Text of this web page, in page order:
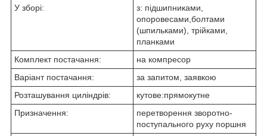
У зборі:
з: підшипниками,
опоровесами,болтами
(шпильками), трійками,
планками
Комплект постачання:
на компресор
Варіант постачання:
за запитом, заявкою
Розташування циліндрів:
кутове:прямокутне
Призначення:
перетворення зворотно-
поступального руху поршня